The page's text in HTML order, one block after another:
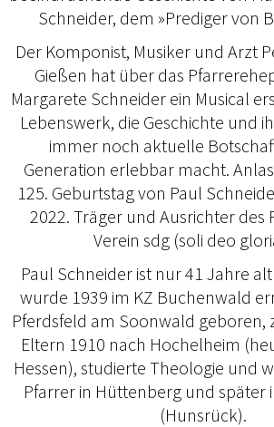
Schneider, dem »Prediger von
Der Komponist, Musiker und Arzt
Gießen hat über das
Margarete Schneider ein Musical
Lebenswerk, die Geschichte und
immer noch aktuelle
Generation erlebbar macht.
125. Geburtstag von Paul
2022. Träger und Ausrichter des
Verein sdg (soli deo
Paul Schneider ist nur 41 Jahre
wurde 1939 im KZ Buchenwald
Pferdsfeld am Soonwald geboren,
Eltern 1910 nach Hochelheim
Hessen), studierte Theologie und
Pfarrer in Hüttenberg und später
(Hunsrück).